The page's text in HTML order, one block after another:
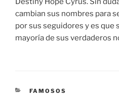
cambian sus nombres para
por sus seguidores y es que
mayoría de sus verdaderos
CATEGORÍAS
FAMOSOS